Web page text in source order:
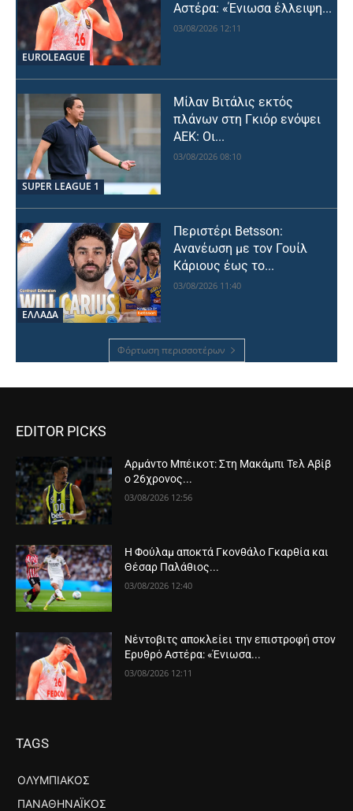
EUROLEAGUE
Αστέρα: «Ένιωσα έλλειψη...
03/08/2026 12:11
SUPER LEAGUE 1
Μίλαν Βιτάλις εκτός
πλάνων στη Γκιόρ ενόψει
ΑΕΚ: Οι...
03/08/2026 08:10
ΕΛΛΑΔΑ
Περιστέρι Betsson:
Ανανέωση με τον Γουίλ
Κάριους έως το...
03/08/2026 11:40
Φόρτωση περισσοτέρων
EDITOR PICKS
Αρμάντο Μπέικοτ: Στη Μακάμπι Τελ Αβίβ
ο 26χρονος...
03/08/2026 12:56
Η Φούλαμ αποκτά Γκονθάλο Γκαρθία και
Θέσαρ Παλάθιος...
03/08/2026 12:40
Νέντοβιτς αποκλείει την επιστροφή στον
Ερυθρό Αστέρα: «Ένιωσα...
03/08/2026 12:11
TAGS
ΟΛΥΜΠΙΑΚΌΣ
ΠΑΝΑΘΗΝΑΪΚΌΣ